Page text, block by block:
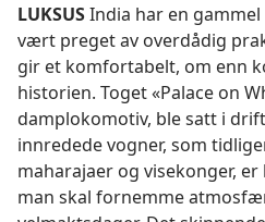
LUKSUSIndia har en
vært preget av overdådig
gir et komfortabelt, om enn
historien. Toget «Palace on
damplokomotiv, ble satt i
innredede vogner, som
maharajaer og visekonger,
man skal fornemme